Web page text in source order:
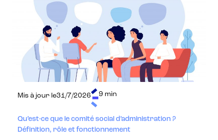
Mis à jour le31/7/2026 9 min
Qu’est-ce que le comité social d’administration ?
Définition, rôle et fonctionnement